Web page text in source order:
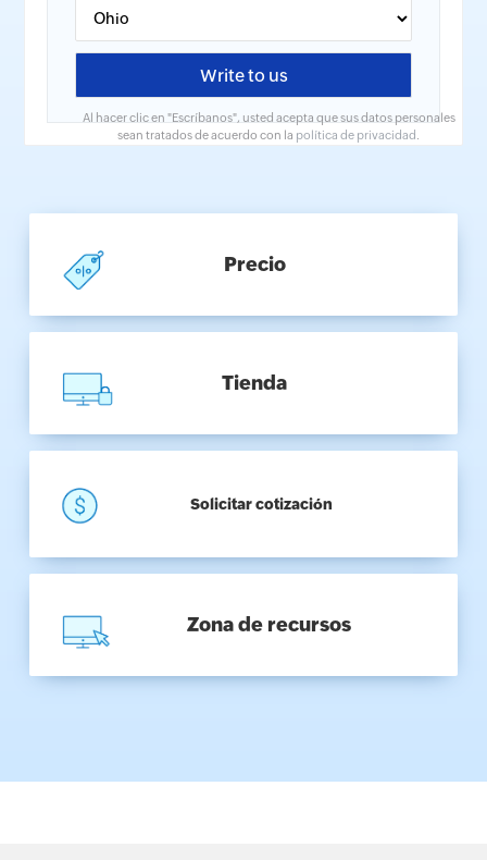
Al hacer clic en "Escríbanos", usted acepta que sus datos personales
sean tratados de acuerdo con la política de privacidad
Precio
Tienda
Solicitar cotización
Zona de recursos